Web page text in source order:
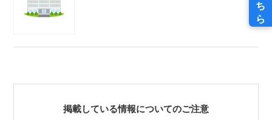
掲載している情報についてのご注意